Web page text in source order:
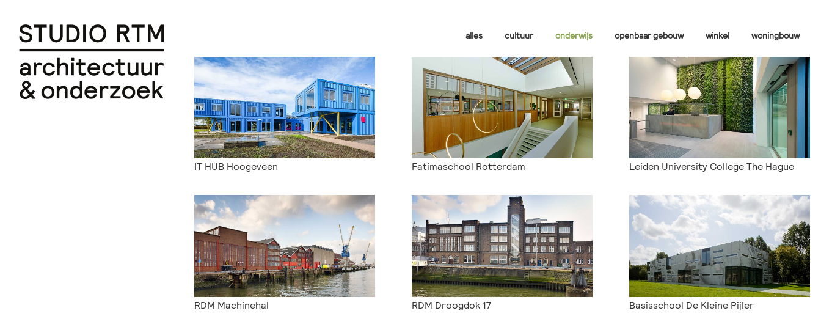
alles cultuur onderwijs openbaar gebouw winkel woningbouw
IT HUB Hoogeveen Fatimaschool Rotterdam Leiden University College The Hague
RDM Machinehal RDM Droogdok 17 Basisschool De Kleine Pijler